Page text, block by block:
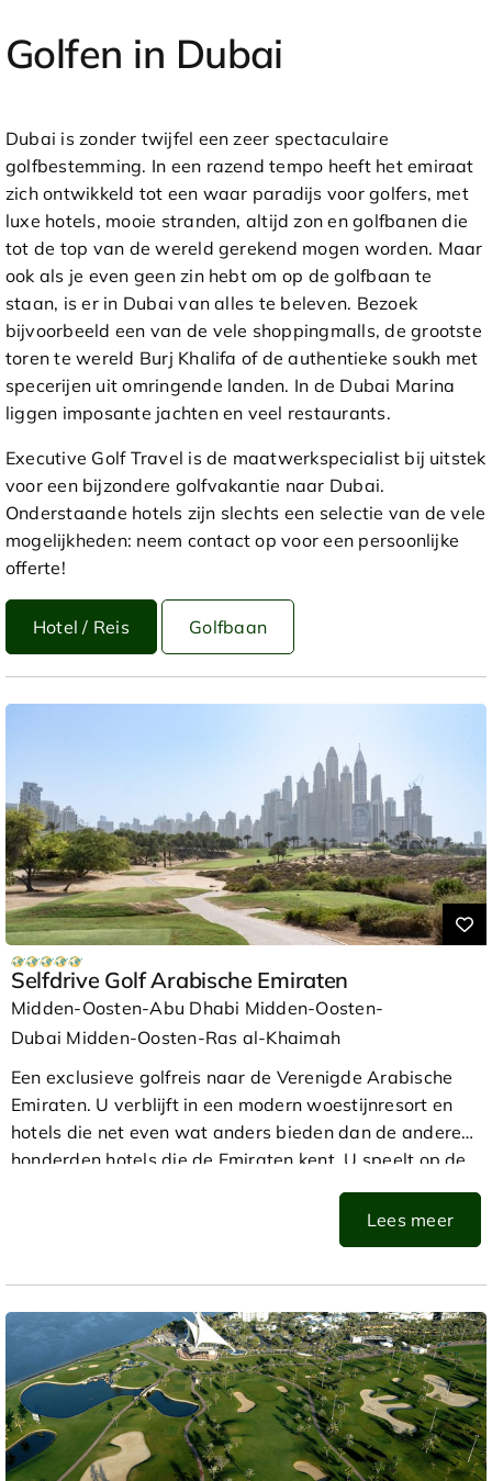
Golfen in Dubai
Dubai is zonder twijfel een zeer spectaculaire
golfbestemming. In een razend tempo heeft het emiraat
zich ontwikkeld tot een waar paradijs voor golfers, met
luxe hotels, mooie stranden, altijd zon en golfbanen die
tot de top van de wereld gerekend mogen worden. Maar
ook als je even geen zin hebt om op de golfbaan te
staan, is er in Dubai van alles te beleven. Bezoek
bijvoorbeeld een van de vele shoppingmalls, de grootste
toren te wereld Burj Khalifa of de authentieke soukh met
specerijen uit omringende landen. In de Dubai Marina
liggen imposante jachten en veel restaurants.
Executive Golf Travel is de maatwerkspecialist bij uitstek
voor een bijzondere golfvakantie naar Dubai.
Onderstaande hotels zijn slechts een selectie van de vele
mogelijkheden: neem contact op voor een persoonlijke
offerte!
Hotel / Reis Golfbaan
Selfdrive Golf Arabische Emiraten
Midden-Oosten-Abu Dhabi Midden-Oosten-
Dubai Midden-Oosten-Ras al-Khaimah
Een exclusieve golfreis naar de Verenigde Arabische
Emiraten. U verblijft in een modern woestijnresort en
hotels die net even wat anders bieden dan de andere
honderden hotels die de Emiraten kent. U speelt op de
beste banen van het Midden-Oosten en maakt kennis
van Abu Dhabi, en eindigt in Dubai, aan de oevers van
de Creek. Onderweg speelt u op Al Zorah, Yas Links,
Saadiyat, Emirates Golf Club en Dubai Creek.
Dag 1: Amsterdam - Dubai - Al Zorah
U vliegt comfortabel en direct vanaf Amsterdam naar
Lees meer